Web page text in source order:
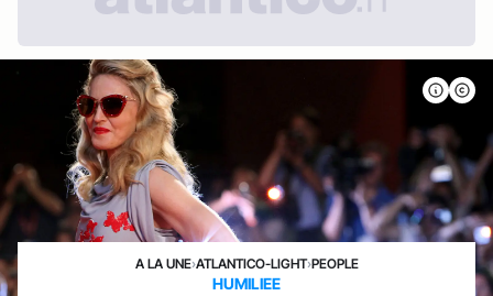
A LA UNE›ATLANTICO-LIGHT›PEOPLE
HUMILIEE